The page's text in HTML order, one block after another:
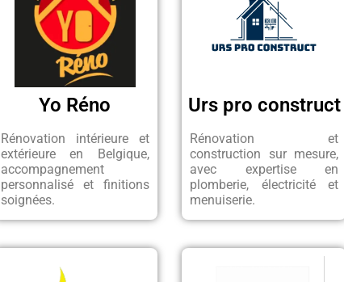
Yo Réno
Rénovation intérieure et
extérieure en Belgique,
accompagnement
personnalisé et finitions
soignées.
Urs pro construct
Rénovation et
construction sur mesure,
avec expertise en
plomberie, électricité et
menuiserie.